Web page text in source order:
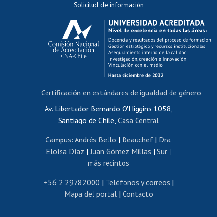
Evaluación docente
Calificación académica
Postulación al AUCAI
Funcionarias/os
Cursos internos de capacitación
Bienestar del personal
Portal de movilidad interna
Certificado de renta
Certificado de renta honorarios
Editar páginas blancas
Extranjeras/os
Revalidación y reconocimiento de títulos
Postulación al Programa de Movilidad Estudiantil
Solicitud de información
Av. Libertador Bernardo O'Higgins 1058,
Santiago de Chile, Casa Central
Campus: Andrés Bello | Beauchef| Dra.
Eloísa Díaz |Juan Gómez Millas | Sur |
más recintos
+56 2 29782000 | Teléfonos y correos |
Mapa del portal| Contacto
Certificación en estándares de igualdad de género